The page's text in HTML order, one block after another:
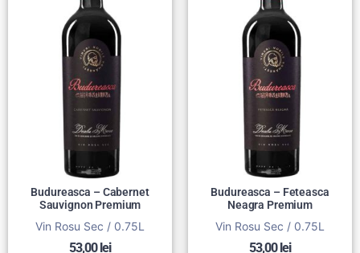
Budureasca – Cabernet
Sauvignon Premium
Vin Rosu Sec / 0.75L
53,00lei
Budureasca – Feteasca
Neagra Premium
Vin Rosu Sec / 0.75L
53,00lei